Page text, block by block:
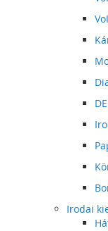
Irodai